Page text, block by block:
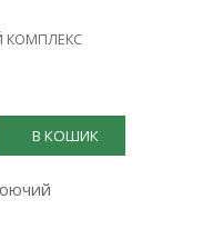
КОМПЛЕКС
В КОШИК